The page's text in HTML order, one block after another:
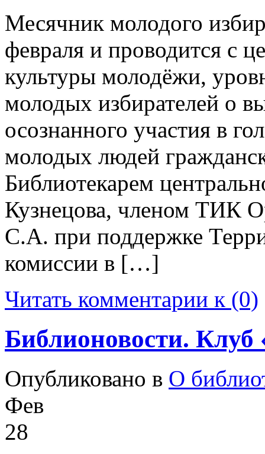
Месячник молодого
февраля и проводится с
культуры молодёжи,
молодых избирателей о
осознанного участия в
молодых людей
Библиотекарем
Кузнецова, членом ТИК
С.А. при поддержке
комиссии в […]
Читать комментарии к (0)
Библионовости. Клуб
Опубликовано в О
Фев
28